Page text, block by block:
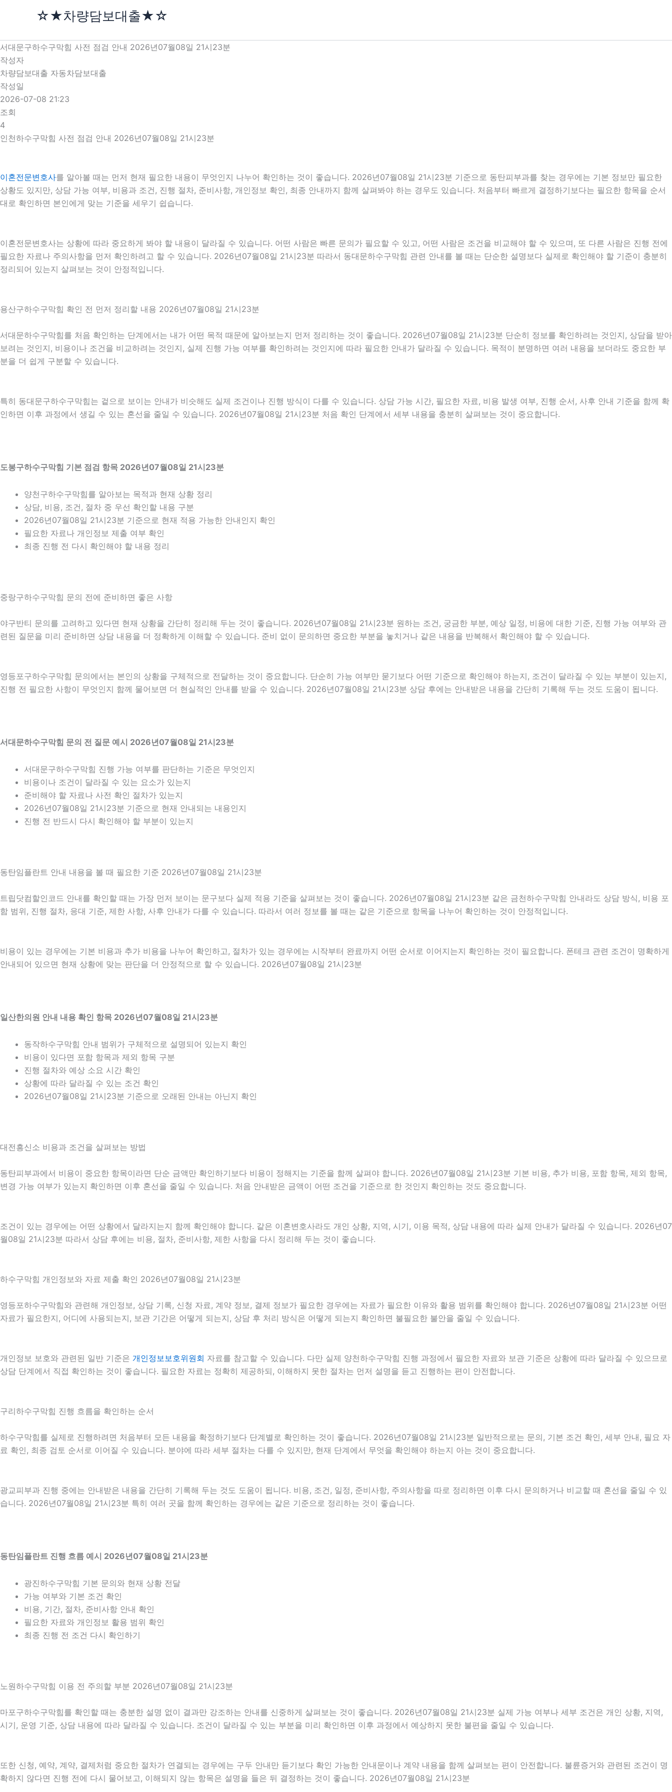
로
건
너
뛰
기
☆★차량담보대출★☆
서대문구하수구막힘 사전 점검 안내 2026년07월08일 21시23분
작성자
차량담보대출 자동차담보대출
작성일
2026-07-08 21:23
조회
4
인천하수구막힘 사전 점검 안내 2026년07월08일 21시23분
이혼전문변호사를 알아볼 때는 먼저 현재 필요한 내용이 무엇인지 나누어 확인하는 것이 좋습니다. 2026년07월08일 21시23분 기준으로 동탄피부과를 찾는 경우에는 기본 정보만 필요한
상황도 있지만, 상담 가능 여부, 비용과 조건, 진행 절차, 준비사항, 개인정보 확인, 최종 안내까지 함께 살펴봐야 하는 경우도 있습니다. 처음부터 빠르게 결정하기보다는 필요한 항목을 순서
대로 확인하면 본인에게 맞는 기준을 세우기 쉽습니다.
이혼전문변호사는 상황에 따라 중요하게 봐야 할 내용이 달라질 수 있습니다. 어떤 사람은 빠른 문의가 필요할 수 있고, 어떤 사람은 조건을 비교해야 할 수 있으며, 또 다른 사람은 진행 전에
필요한 자료나 주의사항을 먼저 확인하려고 할 수 있습니다. 2026년07월08일 21시23분 따라서 동대문하수구막힘 관련 안내를 볼 때는 단순한 설명보다 실제로 확인해야 할 기준이 충분히
정리되어 있는지 살펴보는 것이 안정적입니다.
용산구하수구막힘 확인 전 먼저 정리할 내용 2026년07월08일 21시23분
서대문하수구막힘를 처음 확인하는 단계에서는 내가 어떤 목적 때문에 알아보는지 먼저 정리하는 것이 좋습니다. 2026년07월08일 21시23분 단순히 정보를 확인하려는 것인지, 상담을 받아
보려는 것인지, 비용이나 조건을 비교하려는 것인지, 실제 진행 가능 여부를 확인하려는 것인지에 따라 필요한 안내가 달라질 수 있습니다. 목적이 분명하면 여러 내용을 보더라도 중요한 부
분을 더 쉽게 구분할 수 있습니다.
특히 동대문구하수구막힘는 겉으로 보이는 안내가 비슷해도 실제 조건이나 진행 방식이 다를 수 있습니다. 상담 가능 시간, 필요한 자료, 비용 발생 여부, 진행 순서, 사후 안내 기준을 함께 확
인하면 이후 과정에서 생길 수 있는 혼선을 줄일 수 있습니다. 2026년07월08일 21시23분 처음 확인 단계에서 세부 내용을 충분히 살펴보는 것이 중요합니다.
도봉구하수구막힘 기본 점검 항목 2026년07월08일 21시23분
양천구하수구막힘를 알아보는 목적과 현재 상황 정리
상담, 비용, 조건, 절차 중 우선 확인할 내용 구분
2026년07월08일 21시23분 기준으로 현재 적용 가능한 안내인지 확인
필요한 자료나 개인정보 제출 여부 확인
최종 진행 전 다시 확인해야 할 내용 정리
중랑구하수구막힘 문의 전에 준비하면 좋은 사항
야구반티 문의를 고려하고 있다면 현재 상황을 간단히 정리해 두는 것이 좋습니다. 2026년07월08일 21시23분 원하는 조건, 궁금한 부분, 예상 일정, 비용에 대한 기준, 진행 가능 여부와 관
련된 질문을 미리 준비하면 상담 내용을 더 정확하게 이해할 수 있습니다. 준비 없이 문의하면 중요한 부분을 놓치거나 같은 내용을 반복해서 확인해야 할 수 있습니다.
영등포구하수구막힘 문의에서는 본인의 상황을 구체적으로 전달하는 것이 중요합니다. 단순히 가능 여부만 묻기보다 어떤 기준으로 확인해야 하는지, 조건이 달라질 수 있는 부분이 있는지,
진행 전 필요한 사항이 무엇인지 함께 물어보면 더 현실적인 안내를 받을 수 있습니다. 2026년07월08일 21시23분 상담 후에는 안내받은 내용을 간단히 기록해 두는 것도 도움이 됩니다.
서대문하수구막힘 문의 전 질문 예시 2026년07월08일 21시23분
서대문구하수구막힘 진행 가능 여부를 판단하는 기준은 무엇인지
비용이나 조건이 달라질 수 있는 요소가 있는지
준비해야 할 자료나 사전 확인 절차가 있는지
2026년07월08일 21시23분 기준으로 현재 안내되는 내용인지
진행 전 반드시 다시 확인해야 할 부분이 있는지
동탄임플란트 안내 내용을 볼 때 필요한 기준 2026년07월08일 21시23분
트립닷컴할인코드 안내를 확인할 때는 가장 먼저 보이는 문구보다 실제 적용 기준을 살펴보는 것이 좋습니다. 2026년07월08일 21시23분 같은 금천하수구막힘 안내라도 상담 방식, 비용 포
함 범위, 진행 절차, 응대 기준, 제한 사항, 사후 안내가 다를 수 있습니다. 따라서 여러 정보를 볼 때는 같은 기준으로 항목을 나누어 확인하는 것이 안정적입니다.
비용이 있는 경우에는 기본 비용과 추가 비용을 나누어 확인하고, 절차가 있는 경우에는 시작부터 완료까지 어떤 순서로 이어지는지 확인하는 것이 필요합니다. 폰테크 관련 조건이 명확하게
안내되어 있으면 현재 상황에 맞는 판단을 더 안정적으로 할 수 있습니다. 2026년07월08일 21시23분
일산한의원 안내 내용 확인 항목 2026년07월08일 21시23분
동작하수구막힘 안내 범위가 구체적으로 설명되어 있는지 확인
비용이 있다면 포함 항목과 제외 항목 구분
진행 절차와 예상 소요 시간 확인
상황에 따라 달라질 수 있는 조건 확인
2026년07월08일 21시23분 기준으로 오래된 안내는 아닌지 확인
대전흥신소 비용과 조건을 살펴보는 방법
동탄피부과에서 비용이 중요한 항목이라면 단순 금액만 확인하기보다 비용이 정해지는 기준을 함께 살펴야 합니다. 2026년07월08일 21시23분 기본 비용, 추가 비용, 포함 항목, 제외 항목,
변경 가능 여부가 있는지 확인하면 이후 혼선을 줄일 수 있습니다. 처음 안내받은 금액이 어떤 조건을 기준으로 한 것인지 확인하는 것도 중요합니다.
조건이 있는 경우에는 어떤 상황에서 달라지는지 함께 확인해야 합니다. 같은 이혼변호사라도 개인 상황, 지역, 시기, 이용 목적, 상담 내용에 따라 실제 안내가 달라질 수 있습니다. 2026년07
월08일 21시23분 따라서 상담 후에는 비용, 절차, 준비사항, 제한 사항을 다시 정리해 두는 것이 좋습니다.
하수구막힘 개인정보와 자료 제출 확인 2026년07월08일 21시23분
영등포하수구막힘와 관련해 개인정보, 상담 기록, 신청 자료, 계약 정보, 결제 정보가 필요한 경우에는 자료가 필요한 이유와 활용 범위를 확인해야 합니다. 2026년07월08일 21시23분 어떤
자료가 필요한지, 어디에 사용되는지, 보관 기간은 어떻게 되는지, 상담 후 처리 방식은 어떻게 되는지 확인하면 불필요한 불안을 줄일 수 있습니다.
개인정보 보호와 관련된 일반 기준은 개인정보보호위원회 자료를 참고할 수 있습니다. 다만 실제 양천하수구막힘 진행 과정에서 필요한 자료와 보관 기준은 상황에 따라 달라질 수 있으므로
상담 단계에서 직접 확인하는 것이 좋습니다. 필요한 자료는 정확히 제공하되, 이해하지 못한 절차는 먼저 설명을 듣고 진행하는 편이 안전합니다.
구리하수구막힘 진행 흐름을 확인하는 순서
하수구막힘를 실제로 진행하려면 처음부터 모든 내용을 확정하기보다 단계별로 확인하는 것이 좋습니다. 2026년07월08일 21시23분 일반적으로는 문의, 기본 조건 확인, 세부 안내, 필요 자
료 확인, 최종 검토 순서로 이어질 수 있습니다. 분야에 따라 세부 절차는 다를 수 있지만, 현재 단계에서 무엇을 확인해야 하는지 아는 것이 중요합니다.
광교피부과 진행 중에는 안내받은 내용을 간단히 기록해 두는 것도 도움이 됩니다. 비용, 조건, 일정, 준비사항, 주의사항을 따로 정리하면 이후 다시 문의하거나 비교할 때 혼선을 줄일 수 있
습니다. 2026년07월08일 21시23분 특히 여러 곳을 함께 확인하는 경우에는 같은 기준으로 정리하는 것이 좋습니다.
동탄임플란트 진행 흐름 예시 2026년07월08일 21시23분
광진하수구막힘 기본 문의와 현재 상황 전달
가능 여부와 기본 조건 확인
비용, 기간, 절차, 준비사항 안내 확인
필요한 자료와 개인정보 활용 범위 확인
최종 진행 전 조건 다시 확인하기
노원하수구막힘 이용 전 주의할 부분 2026년07월08일 21시23분
마포구하수구막힘를 확인할 때는 충분한 설명 없이 결과만 강조하는 안내를 신중하게 살펴보는 것이 좋습니다. 2026년07월08일 21시23분 실제 가능 여부나 세부 조건은 개인 상황, 지역,
시기, 운영 기준, 상담 내용에 따라 달라질 수 있습니다. 조건이 달라질 수 있는 부분을 미리 확인하면 이후 과정에서 예상하지 못한 불편을 줄일 수 있습니다.
또한 신청, 예약, 계약, 결제처럼 중요한 절차가 연결되는 경우에는 구두 안내만 듣기보다 확인 가능한 안내문이나 계약 내용을 함께 살펴보는 편이 안전합니다. 불륜증거와 관련된 조건이 명
확하지 않다면 진행 전에 다시 물어보고, 이해되지 않는 항목은 설명을 들은 뒤 결정하는 것이 좋습니다. 2026년07월08일 21시23분